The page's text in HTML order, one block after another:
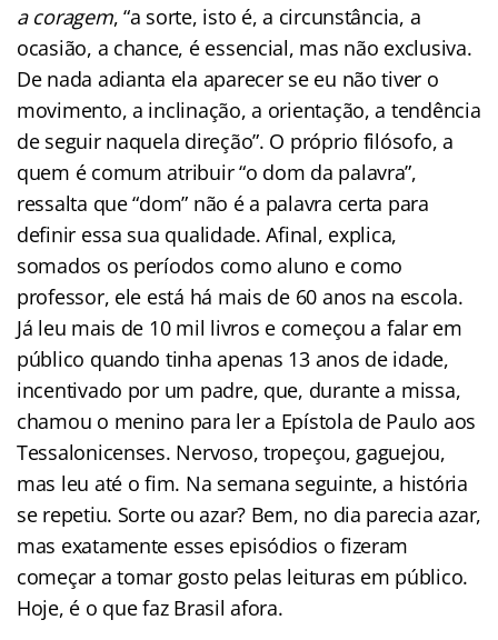
a coragem, “a sorte, isto é, a circunstância, a
ocasião, a chance, é essencial, mas não exclusiva.
De nada adianta ela aparecer se eu não tiver o
movimento, a inclinação, a orientação, a tendência
de seguir naquela direção”. O próprio filósofo, a
quem é comum atribuir “o dom da palavra”,
ressalta que “dom” não é a palavra certa para
definir essa sua qualidade. Afinal, explica,
somados os períodos como aluno e como
professor, ele está há mais de 60 anos na escola.
Já leu mais de 10 mil livros e começou a falar em
público quando tinha apenas 13 anos de idade,
incentivado por um padre, que, durante a missa,
chamou o menino para ler a Epístola de Paulo aos
Tessalonicenses. Nervoso, tropeçou, gaguejou,
mas leu até o fim. Na semana seguinte, a história
se repetiu. Sorte ou azar? Bem, no dia parecia azar,
mas exatamente esses episódios o fizeram
começar a tomar gosto pelas leituras em público.
Hoje, é o que faz Brasil afora.